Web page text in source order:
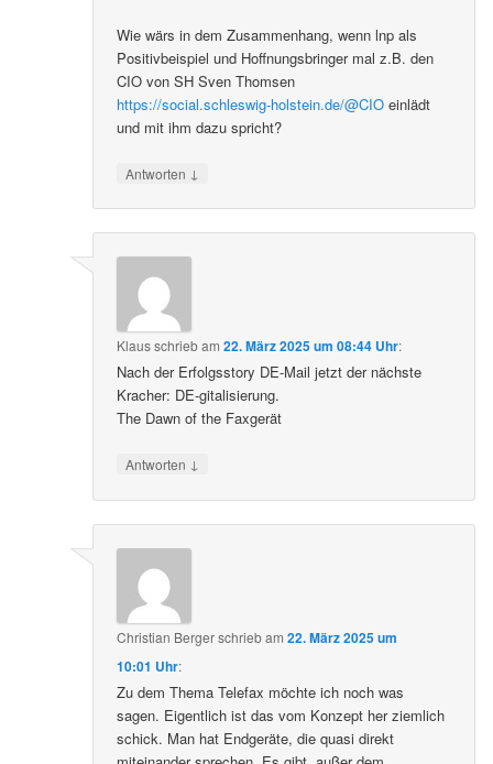
Wie wärs in dem Zusammenhang, wenn lnp als
Positivbeispiel und Hoffnungsbringer mal z.B. den
CIO von SH Sven Thomsen
https://social.schleswig-holstein.de/@CIO einlädt
und mit ihm dazu spricht?
Antworten ↓
Klausschriebam22. März 2025 um 08:44 Uhr:
Nach der Erfolgsstory DE-Mail jetzt der nächste
Kracher: DE-gitalisierung.
The Dawn of the Faxgerät
Antworten ↓
Christian Bergerschriebam22. März 2025 um
10:01 Uhr:
Zu dem Thema Telefax möchte ich noch was
sagen. Eigentlich ist das vom Konzept her ziemlich
schick. Man hat Endgeräte, die quasi direkt